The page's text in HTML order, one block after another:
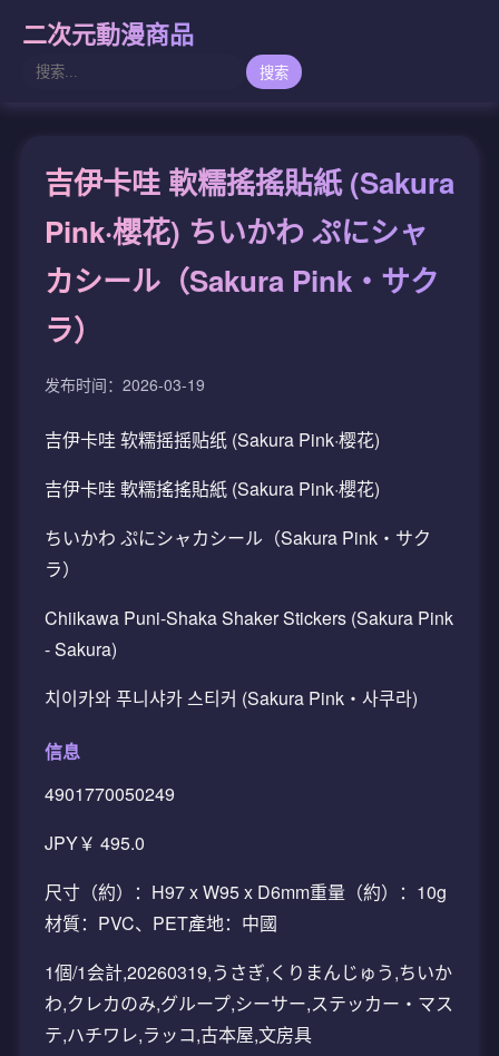
二次元動漫商品
搜索
吉伊卡哇 軟糯搖搖貼紙 (Sakura
Pink·櫻花) ちいかわ ぷにシャ
カシール（Sakura Pink・サク
ラ）
发布时间：2026-03-19
吉伊卡哇 软糯摇摇贴纸 (Sakura Pink·樱花)
吉伊卡哇 軟糯搖搖貼紙 (Sakura Pink·櫻花)
ちいかわ ぷにシャカシール（Sakura Pink・サク
ラ）
Chiikawa Puni-Shaka Shaker Stickers (Sakura Pink
- Sakura)
치이카와 푸니샤카 스티커 (Sakura Pink・사쿠라)
信息
4901770050249
JPY￥ 495.0
尺寸（約）：H97 x W95 x D6mm重量（約）：10g
材質：PVC、PET產地：中國
1個/1会計,20260319,うさぎ,くりまんじゅう,ちいか
わ,クレカのみ,グループ,シーサー,ステッカー・マス
テ,ハチワレ,ラッコ,古本屋,文房具